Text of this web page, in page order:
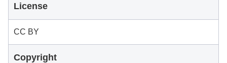
License
CC BY
Copyright